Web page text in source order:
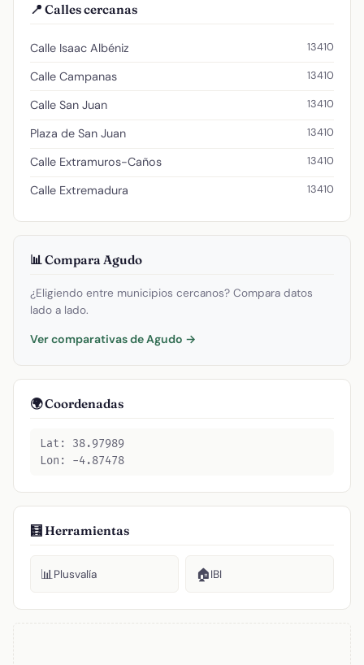
📍 Calles cercanas
Calle Isaac Albéniz 13410
Calle Campanas 13410
Calle San Juan 13410
Plaza de San Juan 13410
Calle Extramuros-Caños 13410
Calle Extremadura 13410
📊 Compara Agudo
¿Eligiendo entre municipios cercanos? Compara datos
lado a lado.
Ver comparativas de Agudo →
🌍 Coordenadas
Lat: 38.97989
Lon: -4.87478
🧮 Herramientas
📊Plusvalía 🏠IBI